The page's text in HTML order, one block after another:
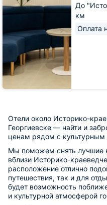
До
км
Оплата
Отели около Историко-
Георгиевске — найти и
ценам рядом с культурным
Мы поможем снять лучшие
вблизи Историко-
расположение отлично
путешествия, так и для
будет возможность
и культурной атмосферой